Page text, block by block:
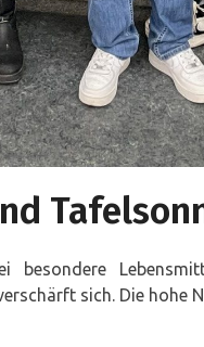
sich. Die hohe